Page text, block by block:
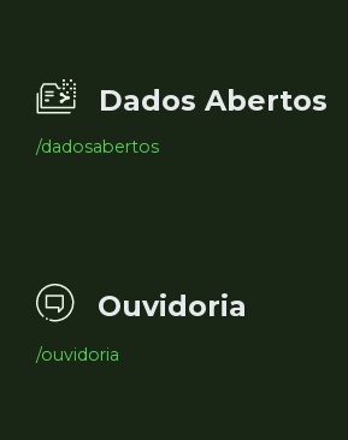
Dados Abertos
/dadosabertos
Ouvidoria
/ouvidoria